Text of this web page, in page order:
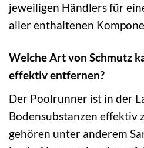
jeweiligen Händlers für
aller enthaltenen
Welche Art von Schmutz
effektiv entfernen?
Der Poolrunner ist in der
Bodensubstanzen effektiv
gehören unter anderem